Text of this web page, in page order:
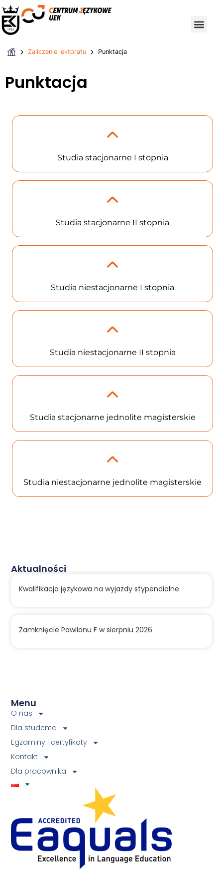
Zaliczenie lektoratu Punktacja
Punktacja
Studia stacjonarne I stopnia
Studia stacjonarne II stopnia
Studia niestacjonarne I stopnia
Studia niestacjonarne II stopnia
Studia stacjonarne jednolite magisterskie
Studia niestacjonarne jednolite magisterskie
Menu
O nas
Dla studenta
Egzaminy i certyfikaty
Kontakt
Dla pracownika
Aktualności
Kwalifikacja językowa na wyjazdy stypendialne
Zamknięcie Pawilonu F w sierpniu 2026